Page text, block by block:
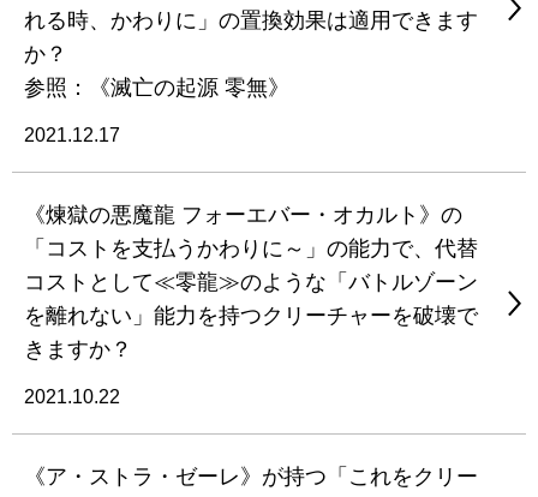
れる時、かわりに」の置換効果は適用できます
か？
参照：《滅亡の起源 零無》
2021.12.17
《煉獄の悪魔龍 フォーエバー・オカルト》の
「コストを支払うかわりに～」の能力で、代替
コストとして≪零龍≫のような「バトルゾーン
を離れない」能力を持つクリーチャーを破壊で
きますか？
2021.10.22
《ア・ストラ・ゼーレ》が持つ「これをクリー